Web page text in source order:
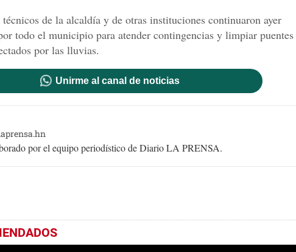
de la alcaldía y de otras instituciones continuaron ayer
todo el municipio para atender contingencias y limpiar puentes
por las lluvias.
Unirme al canal de noticias
por el equipo periodístico de Diario LA PRENSA.